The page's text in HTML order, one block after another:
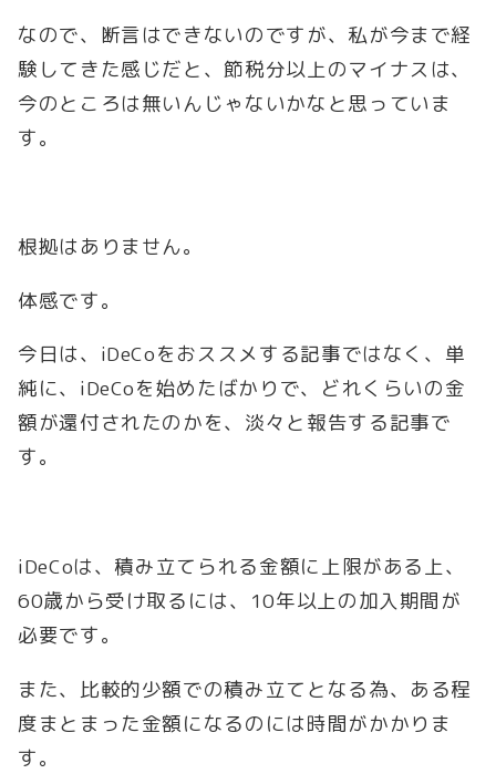
なので、断言はできないのですが、私が今まで経
験してきた感じだと、節税分以上のマイナスは、
今のところは無いんじゃないかなと思っていま
す。
根拠はありません。
体感です。
今日は、iDeCoをおススメする記事ではなく、単
純に、iDeCoを始めたばかりで、どれくらいの金
額が還付されたのかを、淡々と報告する記事で
す。
iDeCoは、積み立てられる金額に上限がある上、
60歳から受け取るには、10年以上の加入期間が
必要です。
また、比較的少額での積み立てとなる為、ある程
度まとまった金額になるのには時間がかかりま
す。